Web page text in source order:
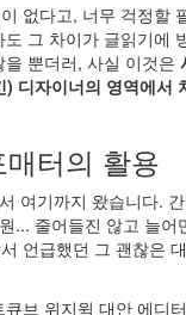
없다고, 너무 걱정할
그 차이가 글읽기에
뿐더러, 사실 이것은
디자이너의 영역에서
터의 활용
여기까지 왔습니다.
... 줄어들진 않고 늘어
언급했던 그 괜찮은
브 위지윅 대안 에디